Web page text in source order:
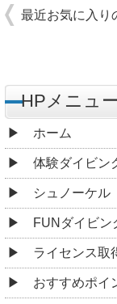
最近お気に入り
HPメニュー
ホーム
体験ダイビン
シュノーケル
FUNダイビン
ライセンス取
おすすめポイ